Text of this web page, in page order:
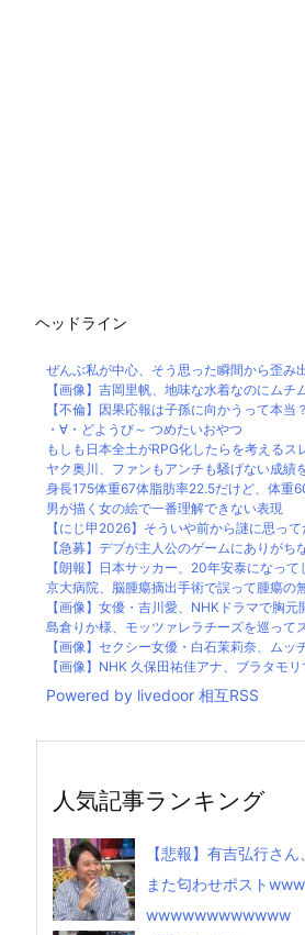
ヘッドライン
ぜんぶ私が中心、そう思った瞬間から歪み
【画像】吉岡里帆、地味な水着なのにムチ
【不倫】因果応報は子孫に向かうって本当？
・∀・どようび～ つめたいおやつ
もしも日本全土がRPG化したらを考えるス
ヤク奥川、ファンもアンチも騒げない成績
身長175体重67体脂肪率22.5だけど、体重
男が描く女の絵で一番理解できない表現
【にじ甲2026】そういや前から謎に思っ
【急募】デブが主人公のゲームにありがち
【朗報】日本サッカー、20年安泰になっ
京大病院、脳腫瘍摘出手術で誤って腫瘍
【画像】女優・吉川愛、NHKドラマで胸
島倉りか様、モッツァレラチーズを巡って
【画像】セクシー女優・白石茉莉奈、ム
【画像】NHK 久保田祐佳アナ、ブラタモ
Powered by livedoor 相互RSS
人気記事ランキング
【悲報】有吉弘行さん、
また匂わせポスト
wwwwwwwwwwww